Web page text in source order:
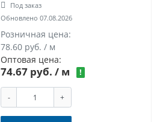
Под заказ
Обновлено 07.08.2026
Розничная цена:
78.60 руб. / м
Оптовая цена:
74.67 руб./ м !
- +